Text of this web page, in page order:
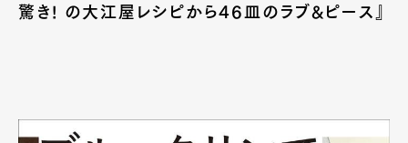
驚き! の大江屋レシピから46皿のラブ&ピース』